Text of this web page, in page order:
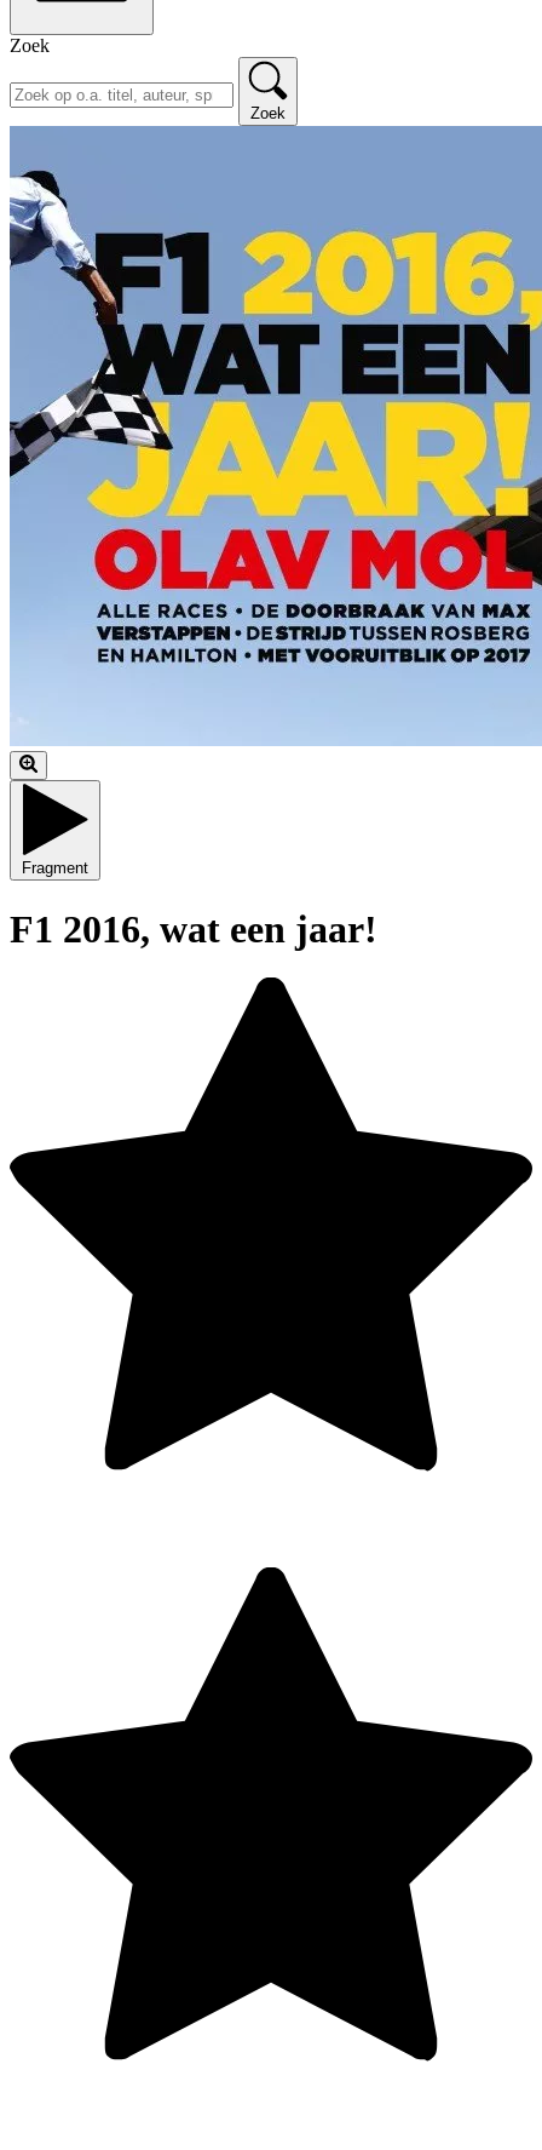
Zoek
Zoek
Fragment
F1 2016, wat een jaar!